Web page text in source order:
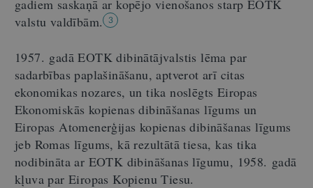
gadiem saskaņā ar kopējo vienošanos starp EOTK
valstu valdībām.
3
1957. gadā EOTK dibinātājvalstis lēma par
sadarbības paplašināšanu, aptverot arī citas
ekonomikas nozares, un tika noslēgts Eiropas
Ekonomiskās kopienas dibināšanas līgums un
Eiropas Atomenerģijas kopienas dibināšanas līgums
jeb Romas līgums, kā rezultātā tiesa, kas tika
nodibināta ar EOTK dibināšanas līgumu, 1958. gadā
kļuva par Eiropas Kopienu Tiesu.